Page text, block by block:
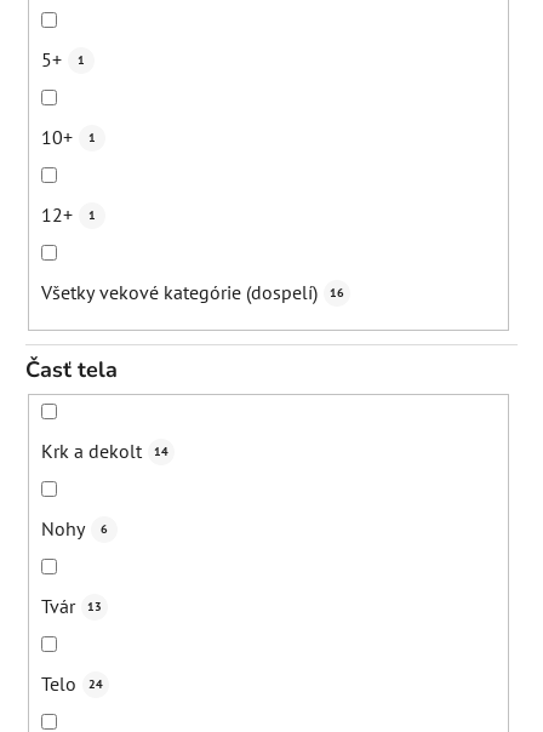
Kuracia koža (keratosis pilaris)
Celulitída
Jazvičky po akné
Poškodená pleť
Seborea 1
Rosacea
Začervenanie
Čierne bodky
Mílie/upchaté póry
Rozšírené póry
Podpora mikrocirkulácie 1
Revitalizácia pokožky
Udržanie hydratácie
Upokojenie
Zmiernenie svrbenia
5+ 1
10+ 1
12+ 1
Všetky vekové kategórie (dospelí) 16
Časť tela
Krk a dekolt 14
Nohy 6
Tvár 13
Telo 24